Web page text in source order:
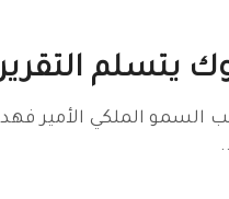
يتسلم
الملكي الأمير فهد